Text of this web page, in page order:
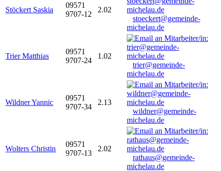
Stöckert Saskia
09571
9707-12
2.02
stoeckert@gemeinde-
michelau.de
Trier Matthias
09571
9707-24
1.02
trier@gemeinde-
michelau.de
Wildner Yannic
09571
9707-34
2.13
wildner@gemeinde-
michelau.de
Wolters Christin
09571
9707-13
2.02
rathaus@gemeinde-
michelau.de